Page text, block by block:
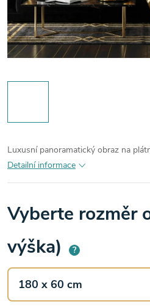
Luxusní panoramatický obraz na
Detailní informace
Vyberte rozměr
výška)
?